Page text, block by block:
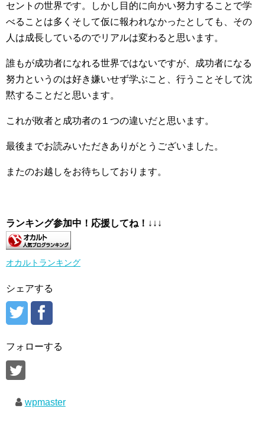
セントの世界です。しかし目的に向かい努力することで学
べることは多くそして仮に報われなかったとしても、その
人は成長しているのでリアルは変わると思います。
誰もが成功者になれる世界ではないですが、成功者になる
努力というのは好き嫌いせず学ぶこと、行うことそして沈
黙することだと思います。
これが敗者と成功者の１つの違いだと思います。
最後までお読みいただきありがとうございました。
またのお越しをお待ちしております。
ランキング参加中！応援してね！ ↓↓↓
オカルトランキング
シェアする
フォローする
wpmaster